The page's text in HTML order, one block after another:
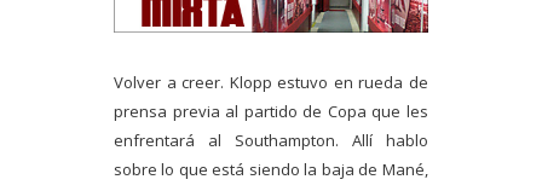
Volver a creer. Klopp estuvo en rueda de
prensa previa al partido de Copa que les
enfrentará al Southampton. Allí hablo
sobre lo que está siendo la baja de Mané,